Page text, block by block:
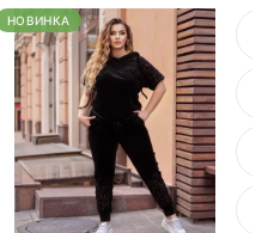
Купить
НОВИНКА